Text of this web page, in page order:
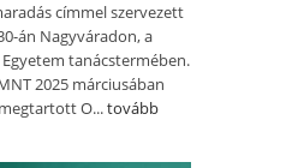
címmel szervezett
án Nagyváradon, a
tanácstermében.
2025 márciusában
O...tovább